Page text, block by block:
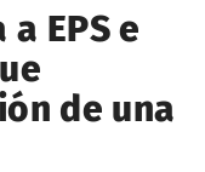
EPS e
de una